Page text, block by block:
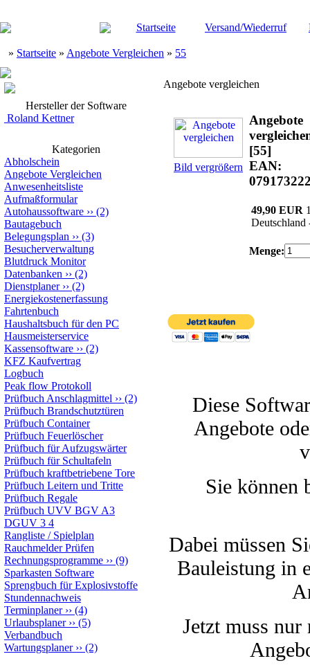
Startseite Versand/Wiederruf
» Startseite » Angebote Vergleichen » 55
Hersteller der Software
Roland Kettner
Kategorien
Abholschein
Angebote Vergleichen
Anwesenheitsliste
Aufmaßformular
Autohaussoftware ›› (2)
Bautagebuch
Belegungsplan ›› (3)
Besucherverwaltung
Blutdruck Monitor
Datenbanken ›› (2)
Dienstplaner›› (2)
Energiekostenerfassung
Fahrtenbuch
Haushaltsbuch für den PC
Hausmeisterservice
Kassensoftware ›› (2)
KFZ Kaufvertrag
Logbuch
Peak flow Protokoll
Prüfbuch Anschlagmittel ›› (2)
Prüfbuch Brandschutztüren
Prüfbuch Container
Prüfbuch Feuerlöscher
Prüfbuch für Aufzugswärter
Prüfbuch für Schultafeln
Prüfbuch kraftbetriebene Tore
Prüfbuch Leitern und Tritte
Prüfbuch Regale
Prüfbuch UVV BGV A3
DGUV 3 4
Rangliste / Spielplan
Rauchmelder Prüfen
Rechnungsprogramme ›› (9)
Sparkasten Software
Sprengbuch für Explosivstoffe
Stundennachweis
Terminplaner›› (4)
Urlaubsplaner›› (5)
Verbandbuch
Wartungsplaner›› (2)
Angebote vergleichen
Bild vergrößern
Angebote
[55]
EAN:
49,90 EUR
Deutschland
Menge:
Diese
Angebote
Sie können
Dabei müssen
Bauleistung in
Jetzt muss nur